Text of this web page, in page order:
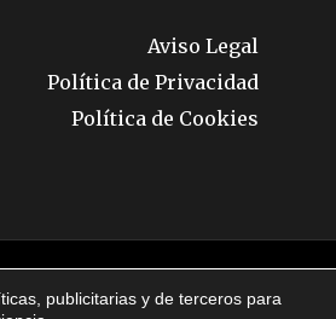
Aviso Legal
Política de Privacidad
Política de Cookies
publicitarias y de terceros para